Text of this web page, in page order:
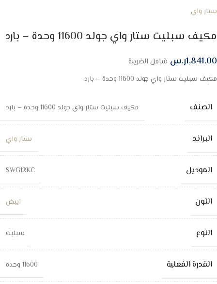
ستار واي
مكيف سبليت ستار واي جولد 11600 وحدة – بارد
1,841.00ر.س شامل الضريبة
مكيف سبليت ستار واي جولد 11600 وحدة – بارد
الصنف مكيف سبليت ستار واي جولد 11600 وحدة – بارد
البراند ستار واي
الموديل SWG12KC
اللون ابيض
النوع سبليت
القدرة الفعلية 11600 وحدة